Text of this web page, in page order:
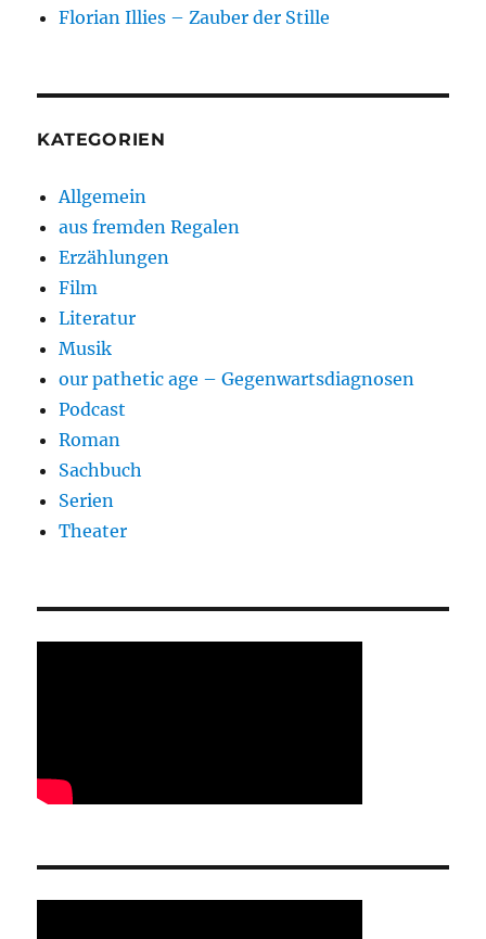
Florian Illies – Zauber der Stille
KATEGORIEN
Allgemein
aus fremden Regalen
Erzählungen
Film
Literatur
Musik
our pathetic age – Gegenwartsdiagnosen
Podcast
Roman
Sachbuch
Serien
Theater